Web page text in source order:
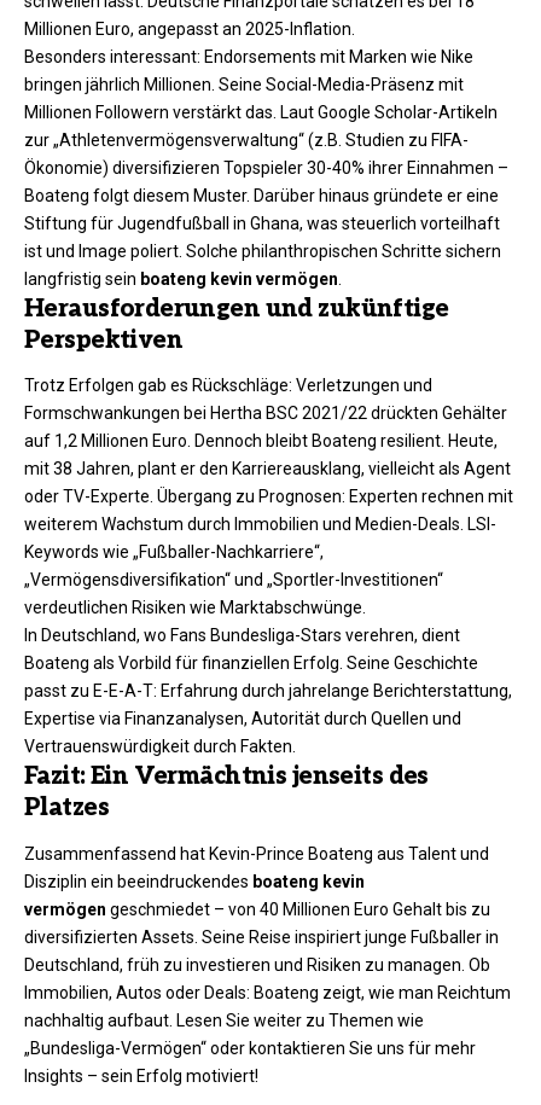
Millionen Euro, angepasst an 2025-Inflation.​
Besonders interessant: Endorsements mit Marken wie Nike
bringen jährlich Millionen. Seine Social-Media-Präsenz mit
Millionen Followern verstärkt das. Laut Google Scholar-Artikeln
zur „Athletenvermögensverwaltung“ (z.B. Studien zu FIFA-
Ökonomie) diversifizieren Topspieler 30-40% ihrer Einnahmen –
Boateng folgt diesem Muster. Darüber hinaus gründete er eine
Stiftung für Jugendfußball in Ghana, was steuerlich vorteilhaft
ist und Image poliert. Solche philanthropischen Schritte sichern
langfristig sein boateng kevin vermögen
Herausforderungen und zukünftige
Perspektiven
Trotz Erfolgen gab es Rückschläge: Verletzungen und
Formschwankungen bei Hertha BSC 2021/22 drückten Gehälter
auf 1,2 Millionen Euro. Dennoch bleibt Boateng resilient. Heute,
mit 38 Jahren, plant er den Karriereausklang, vielleicht als Agent
oder TV-Experte. Übergang zu Prognosen: Experten rechnen mit
weiterem Wachstum durch Immobilien und Medien-Deals. LSI-
Keywords wie „Fußballer-Nachkarriere“,
„Vermögensdiversifikation“ und „Sportler-Investitionen“
verdeutlichen Risiken wie Marktabschwünge.​
In Deutschland, wo Fans Bundesliga-Stars verehren, dient
Boateng als Vorbild für finanziellen Erfolg. Seine Geschichte
passt zu E-E-A-T: Erfahrung durch jahrelange Berichterstattung,
Expertise via Finanzanalysen, Autorität durch Quellen und
Vertrauenswürdigkeit durch Fakten.​
Fazit: Ein Vermächtnis jenseits des
Platzes
Zusammenfassend hat Kevin-Prince Boateng aus Talent und
Disziplin ein beeindruckendes boateng kevin
vermögen geschmiedet – von 40 Millionen Euro Gehalt bis zu
diversifizierten Assets. Seine Reise inspiriert junge Fußballer in
Deutschland, früh zu investieren und Risiken zu managen. Ob
Immobilien, Autos oder Deals: Boateng zeigt, wie man Reichtum
nachhaltig aufbaut. Lesen Sie weiter zu Themen wie
„Bundesliga-Vermögen“ oder kontaktieren Sie uns für mehr
Insights – sein Erfolg motiviert!